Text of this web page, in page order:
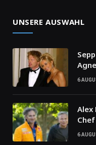
UNSERE AUSWAHL
6
Alex
6